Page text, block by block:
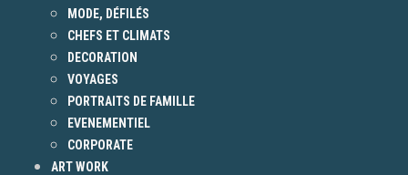
MODE, DÉFILÉS
CHEFS ET CLIMATS
DECORATION
VOYAGES
PORTRAITS DE FAMILLE
EVENEMENTIEL
CORPORATE
ART WORK